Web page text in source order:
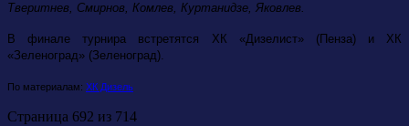
Тверитнев, Смирнов, Комлев, Куртанидзе, Яковлев.
В финале турнира встретятся ХК «Дизелист» (Пенза) и ХК
«Зеленоград» (Зеленоград).
По материалам: ХК Дизель
Страница 692 из 714